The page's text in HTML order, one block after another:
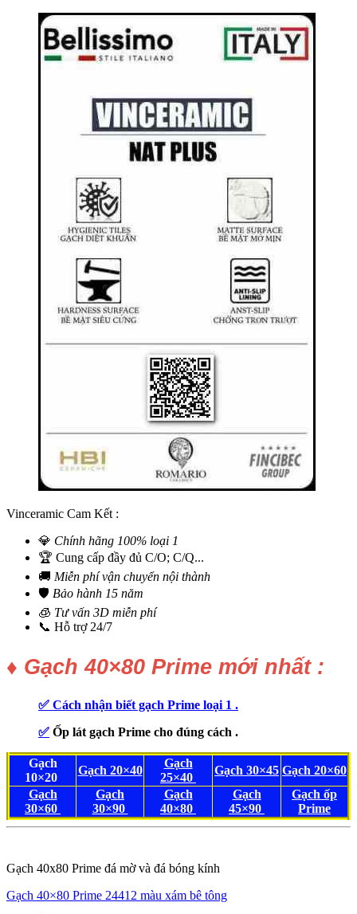
Vinceramic Cam Kết :
💎 Chính hãng 100% loại 1
🏆 Cung cấp đầy đủ C/O; C/Q...
🚚 Miễn phí vận chuyển nội thành
🛡️ Bảo hành 15 năm
🧊 Tư vấn 3D miễn phí
📞 Hỗ trợ 24/7
♦ Gạch 40×80 Prime mới nhất :
✅ Cách nhận biết gạch Prime loại 1 .
✅ Ốp lát gạch Prime cho đúng cách .
Gạch
10×20
Gạch 20×40
Gạch
25×40
Gạch 30×45 Gạch 20×60
Gạch
30×60
Gạch
30×90
Gạch
40×80
Gạch
45×90
Gạch ốp
Prime
Gạch 40x80 Prime đá mờ và đá bóng kính
Gạch 40×80 Prime 24412 màu xám bê tông